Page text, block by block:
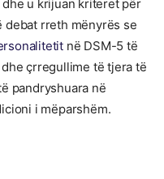
u krijuan kriteret për
debat rreth mënyrës se
në DSM-5 të
çrregullime të tjera të
pandryshuara në
i mëparshëm.